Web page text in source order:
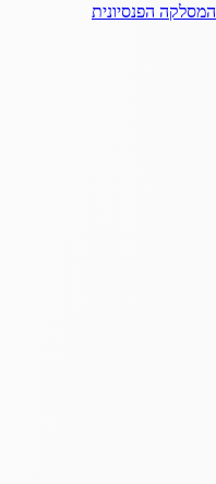
המסלקה הפנסיונית